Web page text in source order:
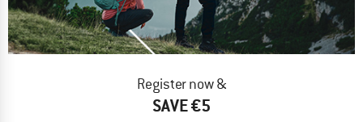
Register now &
SAVE €5